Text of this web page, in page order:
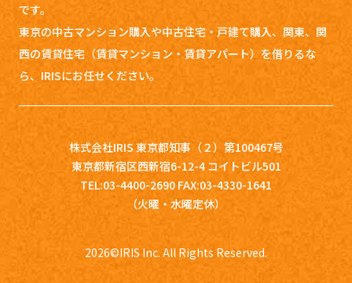
です。
東京の中古マンション購入や中古住宅・戸建て購入、関東、関
西の賃貸住宅（賃貸マンション・賃貸アパート）を借りるな
ら、IRISにお任せください。
株式会社IRIS 東京都知事（２）第100467号
東京都新宿区西新宿6-12-4 コイトビル501
TEL:03-4400-2690 FAX:03-4330-1641
（火曜・水曜定休）
2026©IRIS Inc. All Rights Reserved.